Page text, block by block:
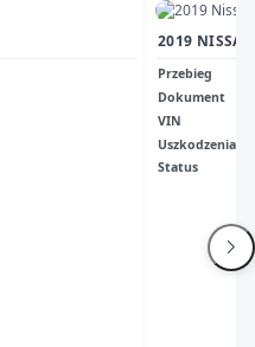
2019
Przebieg
Dokument
VIN
Uszkodzenia
Status